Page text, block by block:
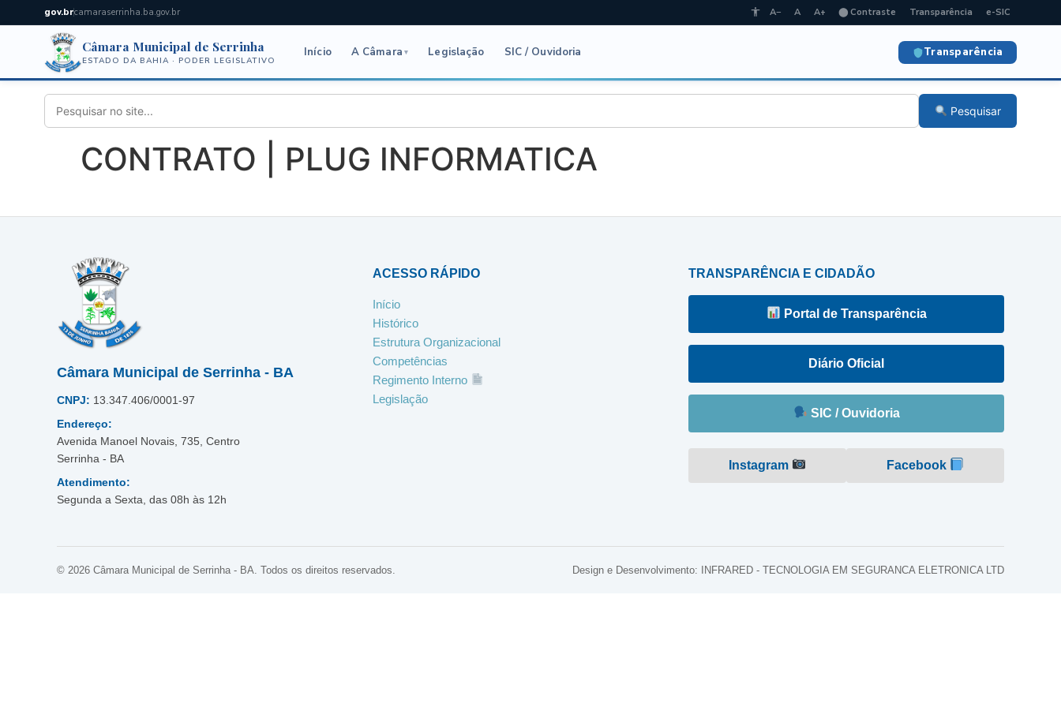
gov.brcamaraserrinha.ba.gov.br A− A A+ ⬤ Contraste Transparência e-SIC
Câmara Municipal de Serrinha
ESTADO DA BAHIA · PODER LEGISLATIVO
Início A Câmara ▾ Legislação SIC / Ouvidoria Transparência
Pesquisar
CONTRATO | PLUG INFORMATICA
Câmara Municipal de Serrinha - BA
CNPJ: 13.347.406/0001-97
Endereço:
Avenida Manoel Novais, 735, Centro
Serrinha - BA
Atendimento:
Segunda a Sexta, das 08h às 12h
ACESSO RÁPIDO
Início
Histórico
Estrutura Organizacional
Competências
Regimento Interno
Legislação
TRANSPARÊNCIA E CIDADÃO
Portal de Transparência
Diário Oficial
SIC / Ouvidoria
Instagram Facebook
© 2026 Câmara Municipal de Serrinha - BA. Todos os direitos reservados. Design e Desenvolvimento: INFRARED - TECNOLOGIA EM SEGURANCA ELETRONICA LTD